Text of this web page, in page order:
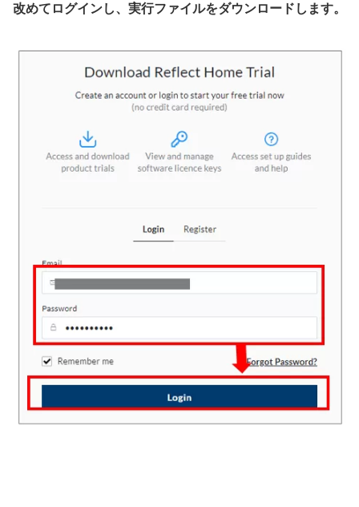
改めてログインし、実行ファイルをダウンロードします。